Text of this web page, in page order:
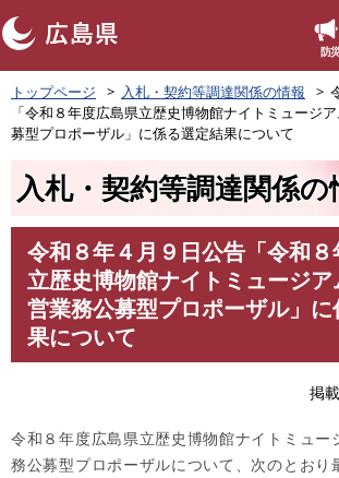
ペ
ー
ジ
の
防災
トップページ 入札・契約等調達関係の情報
「令和８年度広島県立歴史博物館ナイトミュージ
募型プロポーザル」に係る選定結果について
入札・契約等調達関係の
令和８年４月９日公告「令和
立歴史博物館ナイトミュージ
営業務公募型プロポーザル」
果について
掲
令和８年度広島県立歴史博物館ナイトミュー
務公募型プロポーザルについて、次のとおり